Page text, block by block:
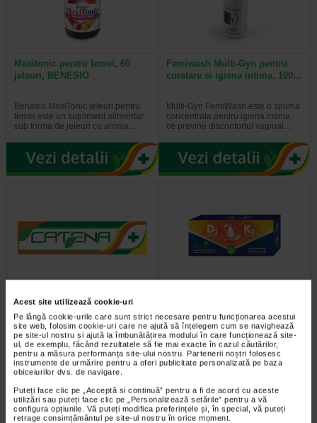
Acest site utilizează cookie-uri
Pe lângă cookie-urile care sunt strict necesare pentru funcționarea acestui
site web, folosim cookie-uri care ne ajută să înțelegem cum se navighează
pe site-ul nostru și ajută la îmbunătățirea modului în care funcționează site-
ul, de exemplu, făcând rezultatele să fie mai exacte în cazul căutărilor,
pentru a măsura performanța site-ului nostru. Partenerii noștri folosesc
instrumente de urmărire pentru a oferi publicitate personalizată pe baza
obiceiurilor dvs. de navigare.
Puteți face clic pe „Acceptă si continuă” pentru a fi de acord cu aceste
utilizări sau puteți face clic pe „Personalizează setările” pentru a vă
configura opțiunile. Vă puteți modifica preferințele și, în special, vă puteți
retrage consimțământul pe site-ul nostru în orice moment.
Maxitonic pentru femei, 60
jeleuri, BENESIO
Benesio MaxiTonic jeleuri pentru
femei este un supliment alimentar
sub forma de jeleuri cu aroma…
Femiwash Multi-Gyn pentru
curatare si igiena intima, 100…
Multi-Gyn FemiWash este o spuma
concentrata pentru igiena intima,
ce previne disconfortul vaginal…
Ozempic 0.5 mg, 3 stilouri
injectoare (pen-uri)…
Ozempic este un medicament care
contine substanta activa
semaglutida care ajuta…
moi, NATURALIS
Naturalis Vitamina D3 + K2 este un
supliment alimentar care combina
vitamina D3 si vitamina K2 (sub…